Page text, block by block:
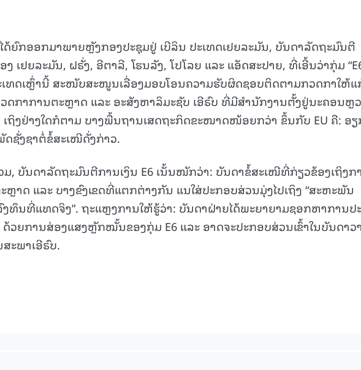
ຍົກອອກມາພາຍຫຼັງກອງປະຊຸມຢູ່ ເບີລິນ ປະເທດເຢຍລະມັນ, ບັນດາລັດຖະມົນຕີ
ງ ເຢຍລະມັນ, ຝຣັ່ງ, ອີຕາລີ, ໂຮນລັງ, ໂປໂລຍ ແລະ ແອັດສະປາຍ, ທີ່ເອີ້ນວ່າກຸ່ມ
ເທດເຫຼົ່ານີ້ ສະໜັບສະໜູນເລື່ອງມອບໂອນຄວາມຮັບຜິດຊອບຕິດຕາມກວດກາໃຫ້ແ
ດກາການຕະຫຼາດ ແລະ ອະສັງຫາລິມະຊັບ ເອີຣົບ ທີ່ມີສຳນັກງານຕັ້ງຢູ່ນະຄອນຫຼ
ເຖິງຢ່າງໃດກໍຕາມ ບາງພື້ນຖານເສດຖະກິດຂະໜາດໜ້ອຍກວ່າ ຂຶ້ນກັບ EU ຄື: ອ
ຊັ່ງຊາຕໍ່ຂໍ້ສະເໜີດັ່ງກ່າວ.
, ບັນດາລັດຖະມົນຕີການເງິນ E6 ເນັ້ນໜັກວ່າ: ບັນດາຂໍ້ສະເໜີທີ່ກ່ຽວຂ້ອງເຖິງກ
າດ ແລະ ບາງຂົງເຂດທີ່ແຕກຕ່າງກັນ ແນໃສ່ປະກອບສ່ວນມຸ່ງໄປເຖິງ “ສະຫະພັນ
ທຶນທີ່ແທດຈິງ”. ຖະແຫຼງການໃຫ້ຮູ້ວ່າ: ບັນດາຝ່າຍໄດ້ພະຍາຍາມຊອກຫາການປ
ວຍການສ່ອງແສງຫຼັກໝັ້ນຂອງກຸ່ມ E6 ແລະ ອາດຈະປະກອບສ່ວນເຂົ້າໃນບັນດາວ
ະພາເອີຣົບ.